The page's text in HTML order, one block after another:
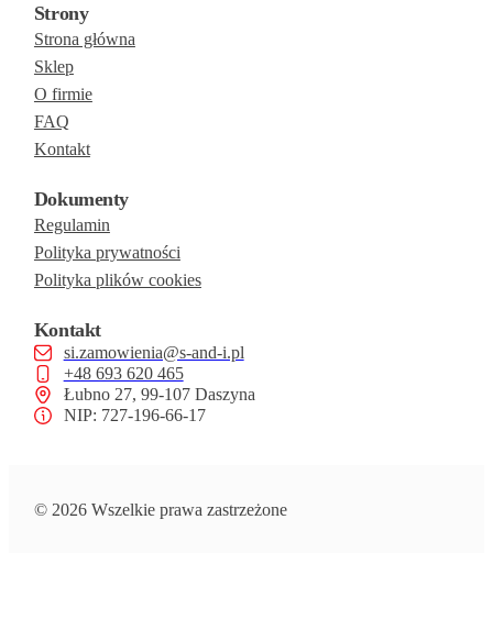
Strony
Strona główna
Sklep
O firmie
FAQ
Kontakt
Dokumenty
Regulamin
Polityka prywatności
Polityka plików cookies
Kontakt
si.zamowienia@s-and-i.pl
+48 693 620 465
Łubno 27, 99-107 Daszyna
NIP: 727-196-66-17
© 2026 Wszelkie prawa zastrzeżone